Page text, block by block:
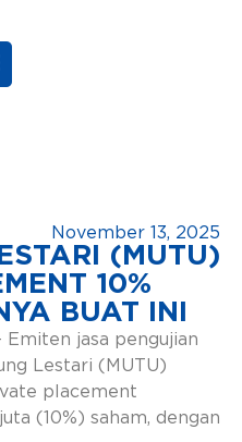
November 13, 2025
(MUTU)
10%
BUAT INI
Emiten jasa pengujian
Lestari (MUTU)
placement
(10%) saham, dengan